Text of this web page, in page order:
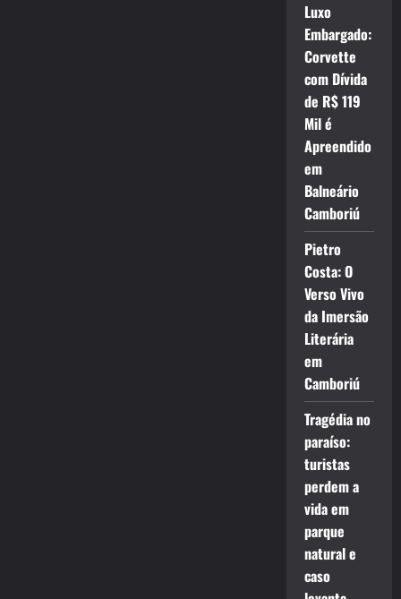
Luxo
Embargado:
Corvette
com Dívida
de R$ 119
Mil é
Apreendido
em
Balneário
Camboriú
Pietro
Costa: O
Verso Vivo
da Imersão
Literária
em
Camboriú
Tragédia no
paraíso:
turistas
perdem a
vida em
parque
natural e
caso